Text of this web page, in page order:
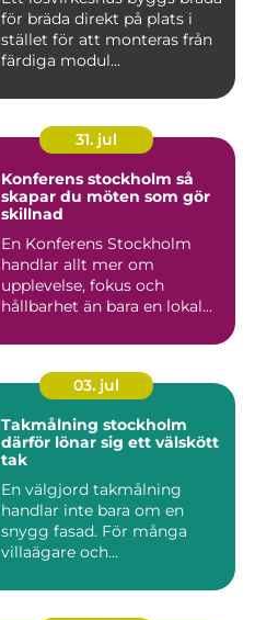
för bräda direkt på plats i
stället för att monteras från
färdiga modul...
31. jul
Konferens stockholm så
skapar du möten som gör
skillnad
En Konferens Stockholm
handlar allt mer om
upplevelse, fokus och
hållbarhet än bara en lokal
03. jul
Takmålning stockholm
därför lönar sig ett välskött
tak
En välgjord takmålning
handlar inte bara om en
snygg fasad. För många
villaägare och